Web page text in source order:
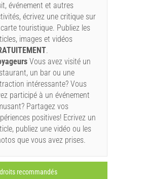
événement et autres
écrivez une critique sur
touristique. Publiez les
images et vidéos
.
Vous avez visité un
un bar ou une
intéressante? Vous
participé à un événement
Partagez vos
positives! Ecrivez un
publiez une vidéo ou les
que vous avez prises.
recommandés